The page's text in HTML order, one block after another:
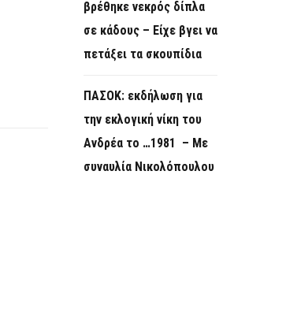
βρέθηκε νεκρός δίπλα
σε κάδους – Είχε βγει να
πετάξει τα σκουπίδια
ΠΑΣΟΚ: εκδήλωση για
την εκλογική νίκη του
Ανδρέα το …1981 – Με
συναυλία Νικολόπουλου